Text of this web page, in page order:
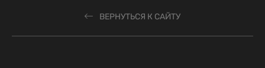
ВЕРНУТЬСЯ К САЙТУ